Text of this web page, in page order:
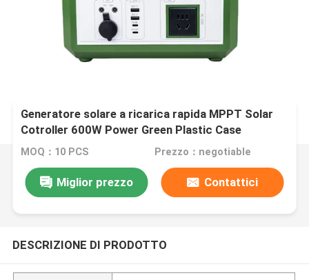
Generatore solare a ricarica rapida MPPT Solar
Cotroller 600W Power Green Plastic Case
Generatore solare per sistema di backup esterno
MOQ：10 PCS Prezzo：negotiable
Miglior prezzo Contattici
DESCRIZIONE DI PRODOTTO